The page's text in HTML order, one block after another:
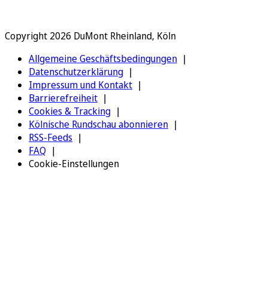
Copyright 2026 DuMont Rheinland, Köln
Allgemeine Geschäftsbedingungen
Datenschutzerklärung
Impressum und Kontakt
Barrierefreiheit
Cookies & Tracking
Kölnische Rundschau abonnieren
RSS-Feeds
FAQ
Cookie-Einstellungen